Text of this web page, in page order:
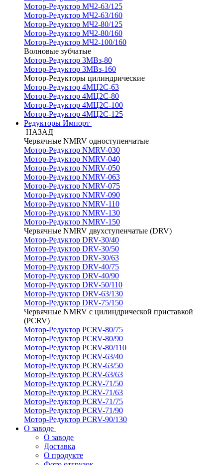
Мотор-Редуктор МЧ2-63/125
Мотор-Редуктор МЧ2-63/160
Мотор-Редуктор МЧ2-80/125
Мотор-Редуктор МЧ2-80/160
Мотор-Редуктор МЧ2-100/160
Волновые зубчатые
Мотор-Редуктор 3МВз-80
Мотор-Редуктор 3МВз-160
Мотор-Редукторы цилиндрические
Мотор-Редуктор 4МЦ2С-63
Мотор-Редуктор 4МЦ2С-80
Мотор-Редуктор 4МЦ2С-100
Мотор-Редуктор 4МЦ2С-125
Редукторы Импорт
НАЗАД
Червячные NMRV одноступенчатые
Мотор-Редуктор NMRV-030
Мотор-Редуктор NMRV-040
Мотор-Редуктор NMRV-050
Мотор-Редуктор NMRV-063
Мотор-Редуктор NMRV-075
Мотор-Редуктор NMRV-090
Мотор-Редуктор NMRV-110
Мотор-Редуктор NMRV-130
Мотор-Редуктор NMRV-150
Червячные NMRV двухступенчатые (DRV)
Мотор-Редуктор DRV-30/40
Мотор-Редуктор DRV-30/50
Мотор-Редуктор DRV-30/63
Мотор-Редуктор DRV-40/75
Мотор-Редуктор DRV-40/90
Мотор-Редуктор DRV-50/110
Мотор-Редуктор DRV-63/130
Мотор-Редуктор DRV-75/150
Червячные NMRV с цилиндрической приставкой
(PCRV)
Мотор-Редуктор PCRV-80/75
Мотор-Редуктор PCRV-80/90
Мотор-Редуктор PCRV-80/110
Мотор-Редуктор PCRV-63/40
Мотор-Редуктор PCRV-63/50
Мотор-Редуктор PCRV-63/63
Мотор-Редуктор PCRV-71/50
Мотор-Редуктор PCRV-71/63
Мотор-Редуктор PCRV-71/75
Мотор-Редуктор PCRV-71/90
Мотор-Редуктор PCRV-90/130
О заводе
О заводе
Доставка
О продукте